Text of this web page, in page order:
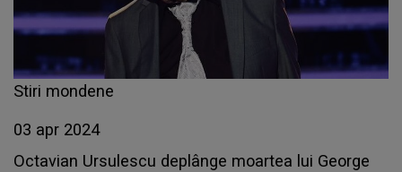
Stiri mondene
03 apr 2024
Octavian Ursulescu deplânge moartea lui George